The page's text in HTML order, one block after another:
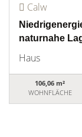
Calw
naturnahe
Haus
106,06 m²
WOHNFLÄCHE